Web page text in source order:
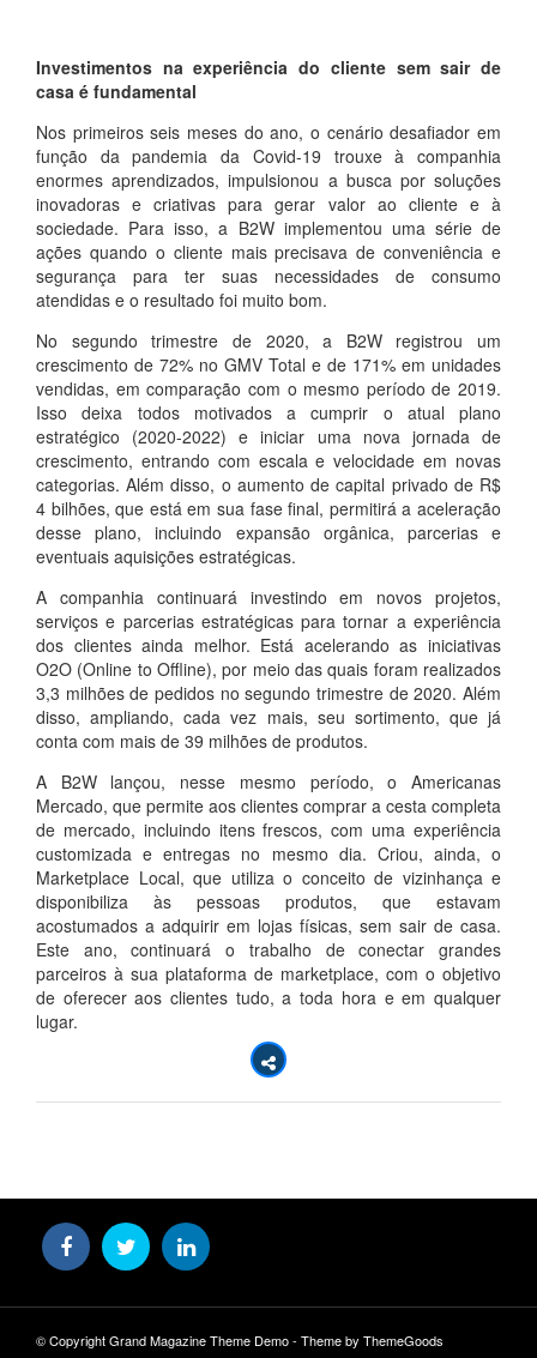
Investimentos na experiência do cliente sem sair de
casa é fundamental
Nos primeiros seis meses do ano, o cenário desafiador em
função da pandemia da Covid-19 trouxe à companhia
enormes aprendizados, impulsionou a busca por soluções
inovadoras e criativas para gerar valor ao cliente e à
sociedade. Para isso, a B2W implementou uma série de
ações quando o cliente mais precisava de conveniência e
segurança para ter suas necessidades de consumo
atendidas e o resultado foi muito bom.
No segundo trimestre de 2020, a B2W registrou um
crescimento de 72% no GMV Total e de 171% em unidades
vendidas, em comparação com o mesmo período de 2019.
Isso deixa todos motivados a cumprir o atual plano
estratégico (2020-2022) e iniciar uma nova jornada de
crescimento, entrando com escala e velocidade em novas
categorias. Além disso, o aumento de capital privado de R$
4 bilhões, que está em sua fase final, permitirá a aceleração
desse plano, incluindo expansão orgânica, parcerias e
eventuais aquisições estratégicas.
A companhia continuará investindo em novos projetos,
serviços e parcerias estratégicas para tornar a experiência
dos clientes ainda melhor. Está acelerando as iniciativas
O2O (Online to Offline), por meio das quais foram realizados
3,3 milhões de pedidos no segundo trimestre de 2020. Além
disso, ampliando, cada vez mais, seu sortimento, que já
conta com mais de 39 milhões de produtos.
A B2W lançou, nesse mesmo período, o Americanas
Mercado, que permite aos clientes comprar a cesta completa
de mercado, incluindo itens frescos, com uma experiência
customizada e entregas no mesmo dia. Criou, ainda, o
Marketplace Local, que utiliza o conceito de vizinhança e
disponibiliza às pessoas produtos, que estavam
acostumados a adquirir em lojas físicas, sem sair de casa.
Este ano, continuará o trabalho de conectar grandes
parceiros à sua plataforma de marketplace, com o objetivo
de oferecer aos clientes tudo, a toda hora e em qualquer
lugar.
© Copyright Grand Magazine Theme Demo - Theme by ThemeGoods